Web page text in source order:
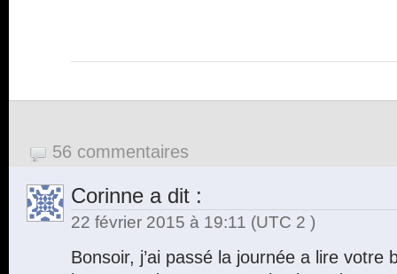
56 commentaires
Corinne a dit :
22 février 2015 à 19:11 (UTC 2 )
Bonsoir, j’ai passé la journée a lire votre